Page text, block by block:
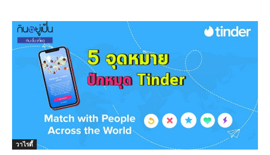
วาไรตี้